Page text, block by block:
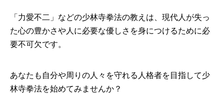
「力愛不二」などの少林寺拳法の教えは、現代人が失っ
た心の豊かさや人に必要な優しさを身につけるために必
要不可欠です。
あなたも自分や周りの人々を守れる人格者を目指して少
林寺拳法を始めてみませんか？